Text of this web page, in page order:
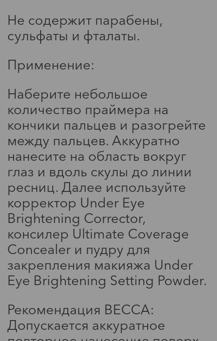
Zara новогодняя
коллекция
23.12.2018
Интересные новинки в
подарок
Не содержит парабены,
сульфаты и фталаты.
Применение:
Наберите небольшое
количество праймера на
кончики пальцев и разогрейте
между пальцев. Аккуратно
нанесите на область вокруг
глаз и вдоль скулы до линии
ресниц. Далее используйте
корректор Under Eye
Brightening Corrector,
консилер Ultimate Coverage
Concealer и пудру для
закрепления макияжа Under
Eye Brightening Setting Powder.
Рекомендация BECCA:
Допускается аккуратное